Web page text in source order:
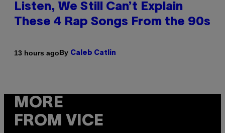
Listen, We Still Can’t Explain
These 4 Rap Songs From the 90s
13 hours agoBy Caleb Catlin
MORE
FROM VICE